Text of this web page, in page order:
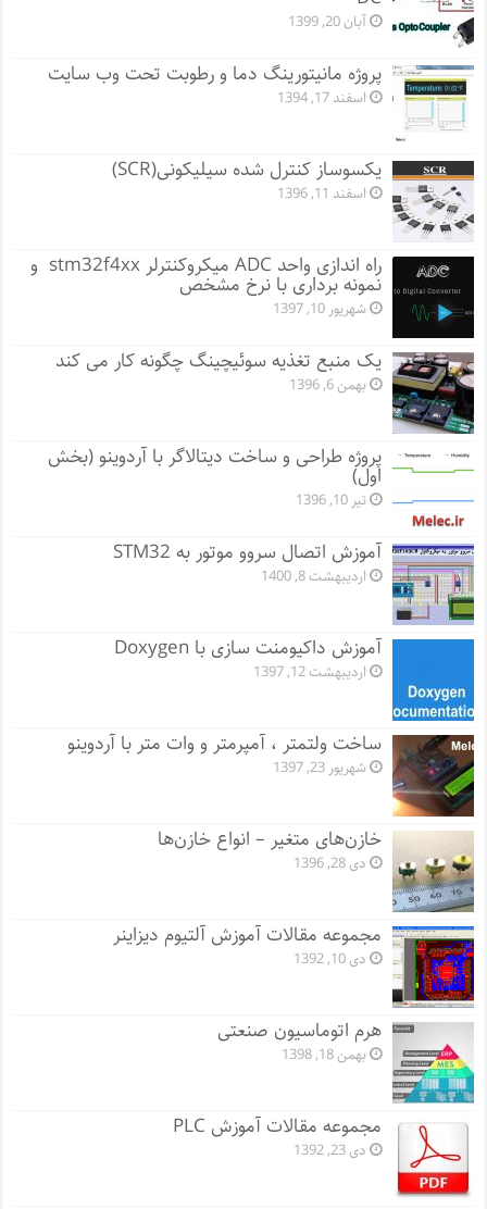
آبان 20, 1399
پروژه مانيتورينگ دما و رطوبت تحت وب سایت
اسفند 17, 1394
یکسوساز کنترل شده سیلیکونی(SCR)
اسفند 11, 1396
راه اندازی واحد ADC میکروکنترلر stm32f4xx و
نمونه برداری با نرخ مشخص
شهریور 10, 1397
یک منبع تغذیه سوئیچینگ چگونه کار می کند
بهمن 6, 1396
پروژه طراحی و ساخت دیتالاگر با آردوینو (بخش
اول)
تیر 10, 1396
آموزش اتصال سروو موتور به STM32
اردیبهشت 8, 1400
آموزش داکیومنت سازی با Doxygen
اردیبهشت 12, 1397
ساخت ولتمتر ، آمپرمتر و وات متر با آردوینو
شهریور 23, 1397
خازن‌های متغیر – انواع خازن‌ها
دی 28, 1396
مجموعه مقالات آموزش آلتیوم دیزاینر
دی 10, 1392
هرم اتوماسیون صنعتی
بهمن 18, 1398
مجموعه مقالات آموزش PLC
دی 23, 1392